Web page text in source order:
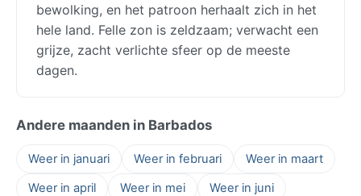
bewolking, en het patroon herhaalt zich in het
hele land. Felle zon is zeldzaam; verwacht een
grijze, zacht verlichte sfeer op de meeste
dagen.
Andere maanden in Barbados
Weer in januari Weer in februari
Weer in maart
Weer in april
Weer in mei
Weer in juni